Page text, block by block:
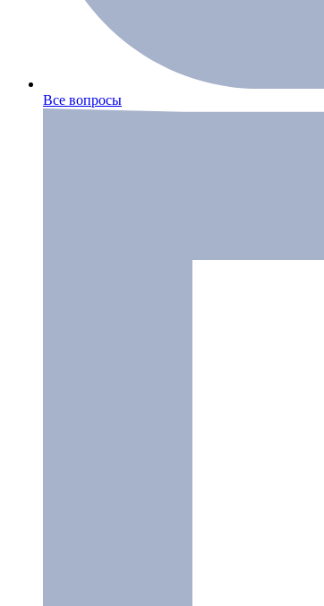
Все вопросы